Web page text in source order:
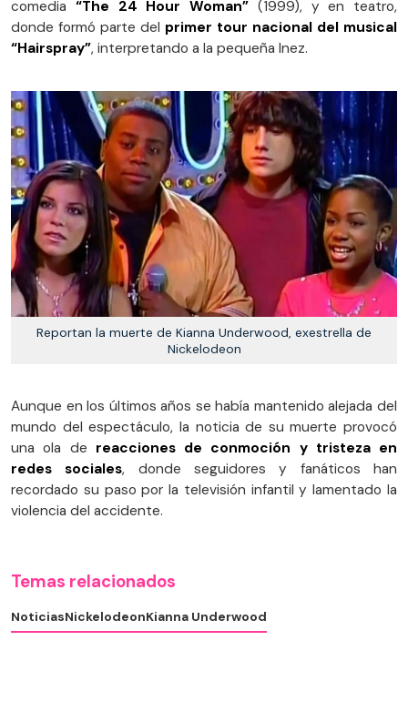
comedia “The 24 Hour Woman” (1999), y en teatro,
donde formó parte del primer tour nacional del musical
“Hairspray”, interpretando a la pequeña Inez.
Reportan la muerte de Kianna Underwood, exestrella de
Nickelodeon
Aunque en los últimos años se había mantenido alejada del
mundo del espectáculo, la noticia de su muerte provocó
una ola de reacciones de conmoción y tristeza en
redes sociales, donde seguidores y fanáticos han
recordado su paso por la televisión infantil y lamentado la
violencia del accidente.
Temas relacionados
NoticiasNickelodeonKianna Underwood